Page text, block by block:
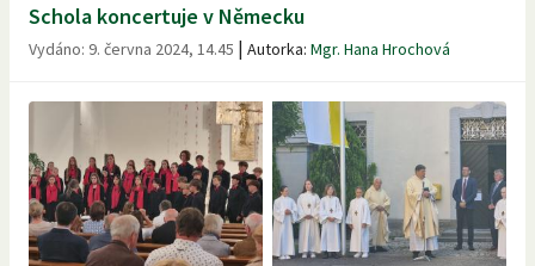
Schola koncertuje v Německu
Vydáno: 9. června 2024, 14.45 | Autorka: Mgr. Hana Hrochová